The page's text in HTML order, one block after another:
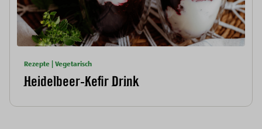
Rezepte | Vegetarisch
Heidelbeer-Kefir Drink